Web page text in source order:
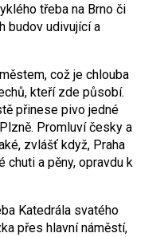
třeba na Brno či
budov udivující a
což je chlouba
kteří zde působí.
přinese pivo jedné
Promluví česky a
zvlášť když, Praha
chuti a pěny, opravdu k
Katedrála svatého
přes hlavní náměstí,